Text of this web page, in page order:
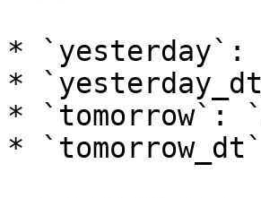
* `yesterday`:
*
* `tomorrow`:
*